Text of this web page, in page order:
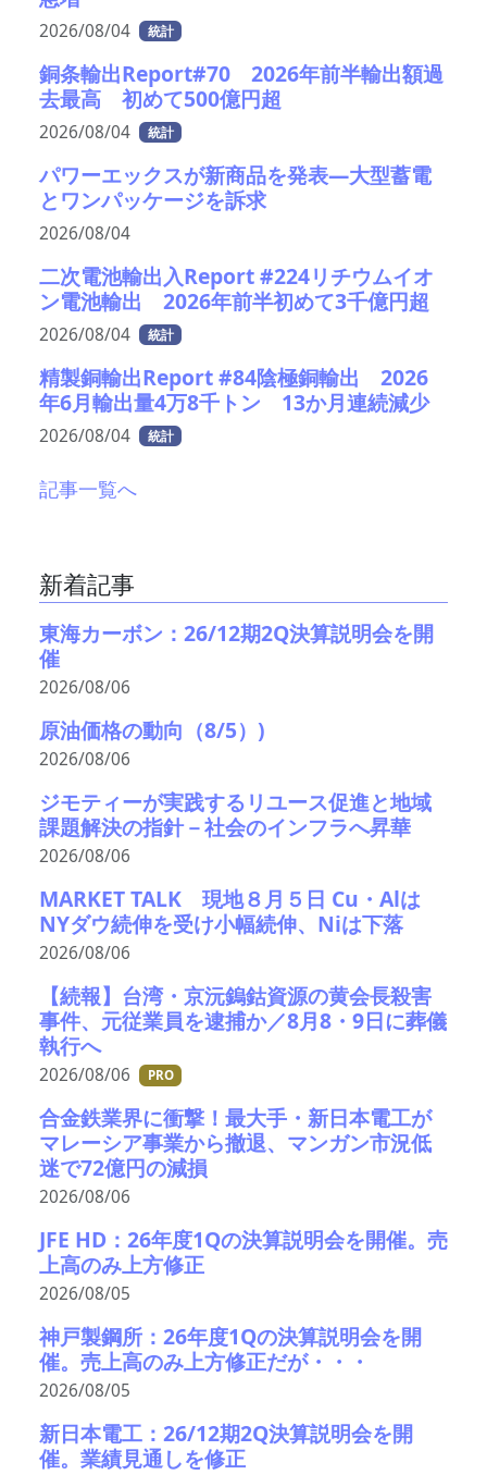
2026/08/04 統計
銅条輸出Report#70 2026年前半輸出額過
去最高 初めて500億円超
2026/08/04 統計
パワーエックスが新商品を発表―大型蓄電
とワンパッケージを訴求
2026/08/04
二次電池輸出入Report #224リチウムイオ
ン電池輸出 2026年前半初めて3千億円超
2026/08/04 統計
精製銅輸出Report #84陰極銅輸出 2026
年6月輸出量4万8千トン 13か月連続減少
2026/08/04 統計
記事一覧へ
新着記事
東海カーボン：26/12期2Q決算説明会を開
催
2026/08/06
原油価格の動向（8/5）)
2026/08/06
ジモティーが実践するリユース促進と地域
課題解決の指針－社会のインフラへ昇華
2026/08/06
MARKET TALK 現地８月５日 Cu・Alは
NYダウ続伸を受け小幅続伸、Niは下落
2026/08/06
【続報】台湾・京沅鎢鈷資源の黄会長殺害
事件、元従業員を逮捕か／8月8・9日に葬儀
執行へ
2026/08/06 PRO
合金鉄業界に衝撃！最大手・新日本電工が
マレーシア事業から撤退、マンガン市況低
迷で72億円の減損
2026/08/06
JFE HD：26年度1Qの決算説明会を開催。売
上高のみ上方修正
2026/08/05
神戸製鋼所：26年度1Qの決算説明会を開
催。売上高のみ上方修正だが・・・
2026/08/05
新日本電工：26/12期2Q決算説明会を開
催。業績見通しを修正